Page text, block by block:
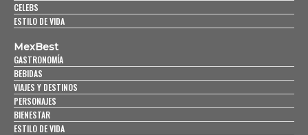
CELEBS
ESTILO DE VIDA
MexBest
GASTRONOMÍA
BEBIDAS
VIAJES Y DESTINOS
PERSONAJES
BIENESTAR
ESTILO DE VIDA